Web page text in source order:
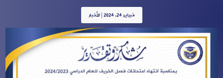
فبراير 24, 2024 |الأخبار